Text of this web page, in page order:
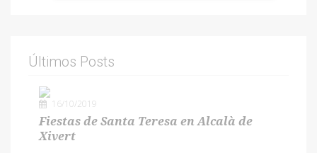
Últimos Posts
16/10/2019
Fiestas de Santa Teresa en Alcalà de
Xivert